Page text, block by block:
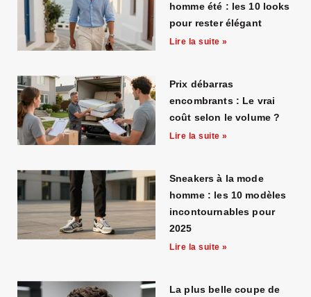
homme été : les 10 looks
pour rester élégant
Lire la suite »
Prix débarras
encombrants : Le vrai
coût selon le volume ?
Lire la suite »
Sneakers à la mode
homme : les 10 modèles
incontournables pour
2025
Lire la suite »
La plus belle coupe de